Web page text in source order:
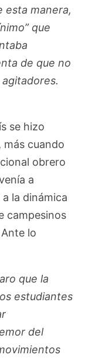
esta manera,
que
de que no
se hizo
más cuando
obrero
a
la dinámica
campesinos
lo
que la
estudiantes
del